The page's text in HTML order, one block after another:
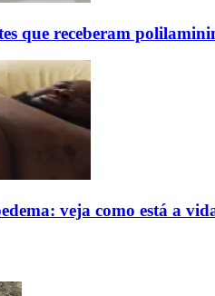
que receberam
veja como está a